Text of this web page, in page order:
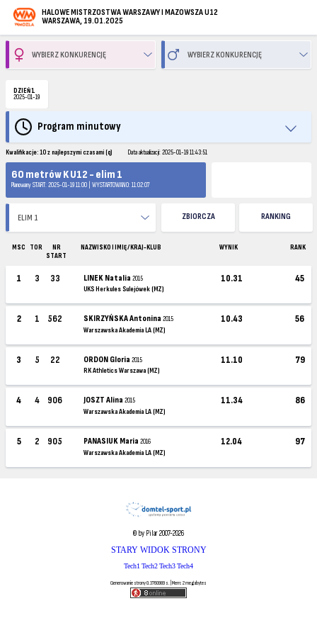
HALOWE MISTRZOSTWA WARSZAWY I MAZOWSZA U12
WARSZAWA, 19.01.2025
DZIEŃ 1
2025-01-19
Program minutowy
Kwalifikacje: 10 z najlepszymi czasami (q) Data aktualizacji: 2025-01-19 11:43:51
60 metrów K U12 - elim 1
Planowany START: 2025-01-19 11:00 | WYSTARTOWANO: 11:02:07
ZBIORCZA RANKING
MSC TOR
NR
START
NAZWISKO I IMIĘ / KRAJ-KLUB WYNIK RANK
1 3 33 LINEK Natalia2015
UKS Herkules Sulejówek (MZ)
10.31 45
2 1 562 SKIRZYŃSKA Antonina2015
Warszawska Akademia LA (MZ)
10.43 56
3 5 22 ORDON Gloria2015
RK Athletics Warszawa (MZ)
11.10 79
4 4 906 JOSZT Alina2015
Warszawska Akademia LA (MZ)
11.34 86
5 2 905 PANASIUK Maria2016
Warszawska Akademia LA (MZ)
12.04 97
© by Pilar 2007-2026
STARY WIDOK STRONY
Tech1Tech2Tech3Tech4
Generowanie strony 0.3760989 s. | Mem: 2 megabytes